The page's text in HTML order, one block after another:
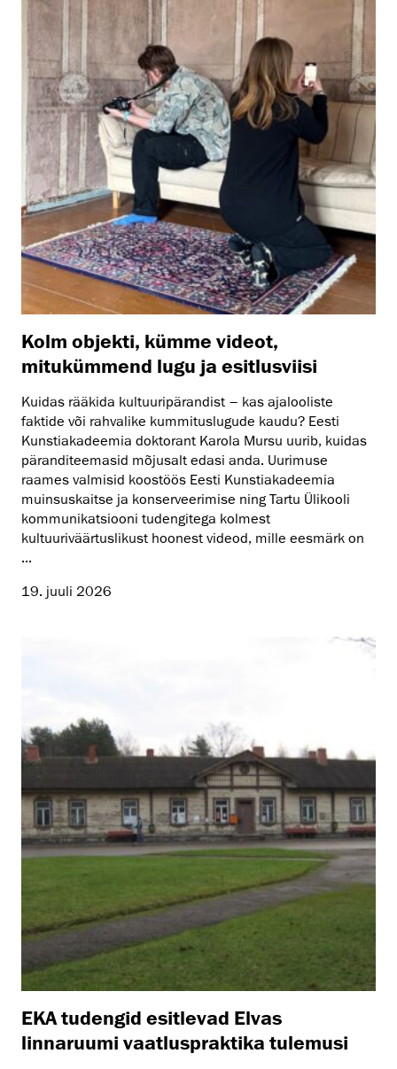
Kolm objekti, kümme videot,
mitukümmend lugu ja esitlusviisi
Kuidas rääkida kultuuripärandist – kas ajalooliste
faktide või rahvalike kummituslugude kaudu? Eesti
Kunstiakadeemia doktorant Karola Mursu uurib, kuidas
päranditeemasid mõjusalt edasi anda. Uurimuse
raames valmisid koostöös Eesti Kunstiakadeemia
muinsuskaitse ja konserveerimise ning Tartu Ülikooli
kommunikatsiooni tudengitega kolmest
kultuuriväärtuslikust hoonest videod, mille eesmärk on
...
19. juuli 2026
EKA tudengid esitlevad Elvas
linnaruumi vaatluspraktika tulemusi